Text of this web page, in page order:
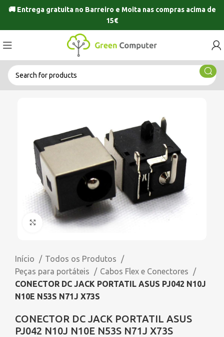
🚚 Entrega gratuita no Barreiro e Moitanas compras acima de
15€
Click to enlarge
Início
Todos os Produtos
Peças para portáteis
Cabos Flex e Conectores
CONECTOR DC JACK PORTATIL ASUS PJ042 N10J
N10E N53S N71J X73S
CONECTOR DC JACK PORTATIL ASUS
PJ042 N10J N10E N53S N71J X73S